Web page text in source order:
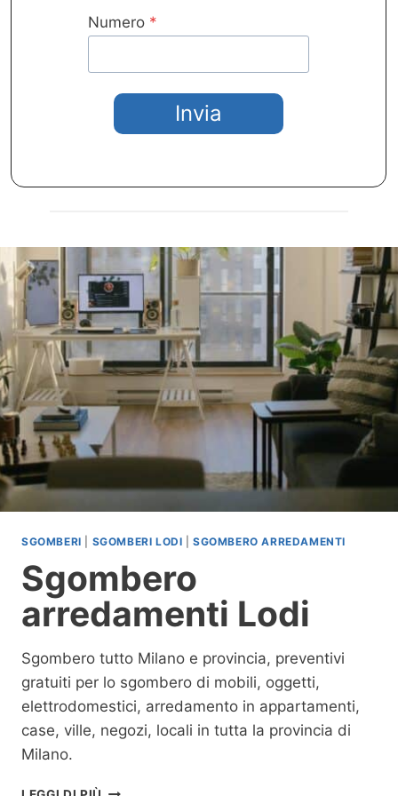
Numero *
Invia
SGOMBERI SGOMBERI LODI |SGOMBERO ARREDAMENTI
Sgombero
arredamenti Lodi
Sgombero tutto Milano e provincia, preventivi
gratuiti per lo sgombero di mobili, oggetti,
elettrodomestici, arredamento in appartamenti,
case, ville, negozi, locali in tutta la provincia di
Milano.